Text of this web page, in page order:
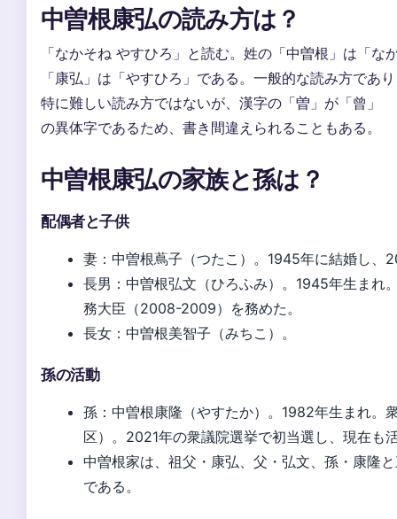
中曽根康弘の読み方は？
「なかそね やすひろ」と読む。姓の「中曽根」は「な
「康弘」は「やすひろ」である。一般的な読み方であ
特に難しい読み方ではないが、漢字の「曽」が「曾」
の異体字であるため、書き間違えられることもある。
中曽根康弘の家族と孫は？
配偶者と子供
妻：中曽根蔦子（つたこ）。1945年に結婚し、
長男：中曽根弘文（ひろふみ）。1945年生まれ
務大臣（2008-2009）を務めた。
長女：中曽根美智子（みちこ）。
孫の活動
孫：中曽根康隆（やすたか）。1982年生まれ。
区）。2021年の衆議院選挙で初当選し、現在も
中曽根家は、祖父・康弘、父・弘文、孫・康隆
である。